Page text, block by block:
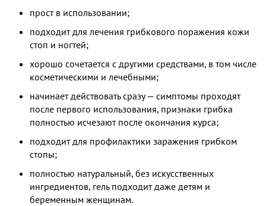
прост в использовании;
подходит для лечения грибкового поражения кожи
стоп и ногтей;
хорошо сочетается с другими средствами, в том числе
косметическими и лечебными;
начинает действовать сразу — симптомы проходят
после первого использования, признаки грибка
полностью исчезают после окончания курса;
подходит для профилактики заражения грибком
стопы;
полностью натуральный, без искусственных
ингредиентов, гель подходит даже детям и
беременным женщинам.